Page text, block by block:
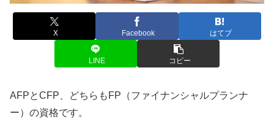
X Facebook はてブ
LINE コピー
AFPとCFP、どちらもFP（ファイナンシャルプランナ
ー）の資格です。